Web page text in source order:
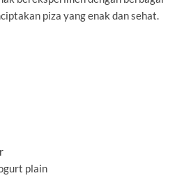
piza yang enak dan sehat.
plain